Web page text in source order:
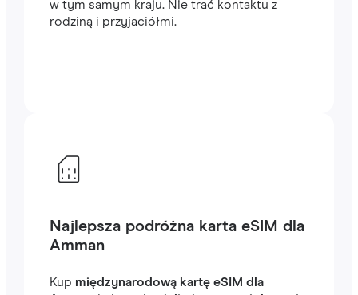
w tym samym kraju. Nie trać kontaktu z
rodziną i przyjaciółmi.
Najlepsza podróżna karta eSIM dla
Amman
Kup międzynarodową kartę eSIM dla